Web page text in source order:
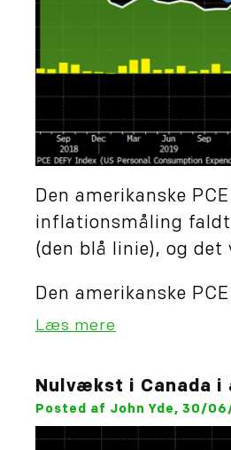
Den amerikanske
inflationsmåling faldt
(den blå linie), og det
Den amerikanske
Læs mere
Nulvækst i Canada i
Posted af John Yde, 30/